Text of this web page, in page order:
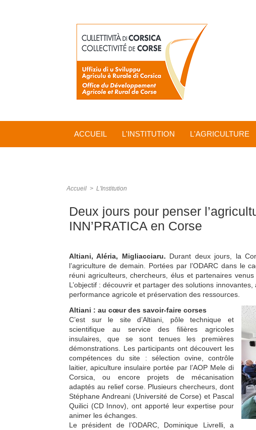
ACCUEIL L'INSTITUTION L'AGRICULTURE
Accueil > L'Institution
Deux jours pour penser
INN’PRATICA en Corse
Altiani, Aléria, Migliacciaru. Durant deux jours, la
l’agriculture de demain. Portées par l’ODARC dans le
réuni agriculteurs, chercheurs, élus et partenaires
L’objectif : découvrir et partager des solutions
performance agricole et préservation des ressources.
Altiani : au cœur des savoir-faire corses
C’est sur le site d’Altiani, pôle technique et
scientifique au service des filières agricoles
insulaires, que se sont tenues les premières
démonstrations. Les participants ont découvert les
compétences du site : sélection ovine, contrôle
laitier, apiculture insulaire portée par l’AOP Mele di
Corsica, ou encore projets de mécanisation
adaptés au relief corse. Plusieurs chercheurs, dont
Stéphane Andreani (Université de Corse) et Pascal
Quilici (CD Innov), ont apporté leur expertise pour
animer les échanges.
Le président de l’ODARC, Dominique Livrelli, a